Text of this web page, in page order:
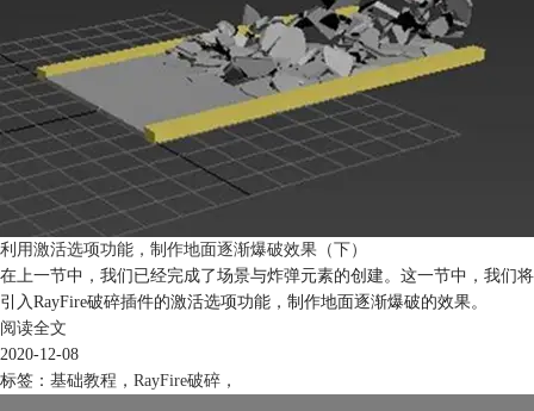
利用激活选项功能，制作地面逐渐爆破效果（下）
在上一节中，我们已经完成了场景与炸弹元素的创建。这一节中，我们将
引入RayFire破碎插件的激活选项功能，制作地面逐渐爆破的效果。
阅读全文
2020-12-08
标签： 基础教程 ， RayFire破碎 ，